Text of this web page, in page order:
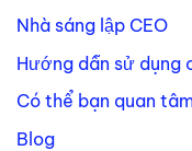
Nhà sáng lập CEO
Hướng dẫn sử dụng
Có thể bạn quan
Blog